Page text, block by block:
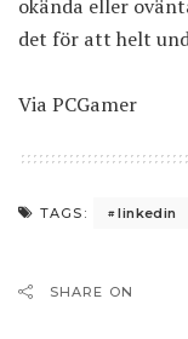
okända eller
det för att helt
Via PCGamer
TAGS: linkedin
SHARE ON